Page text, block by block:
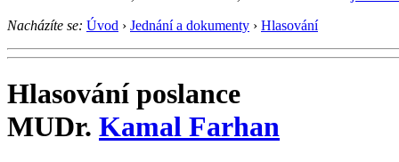
Nacházíte se: Úvod › Jednání a dokumenty › Hlasování
Hlasování poslance
MUDr. Kamal Farhan